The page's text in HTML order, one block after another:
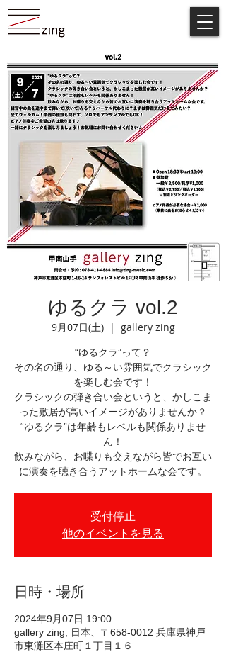
ゆるクラ vol.2
9月07日(土)
  |
gallery zing
“ゆるクラ”って？
その名の通り、ゆる～い雰囲気でクラシック
を楽しむ会です！
クラシックの弾き合い会というと、かしこま
った敷居が高いイメージがありませんか？
“ゆるクラ”は年齢もレベルも関係ありませ
ん！
飲みながら、お喋りも交えながら皆でお互い
に演奏を聴き合うアットホームな会です。
受付停止
他のイベントを見る
日時・場所
2024年9月07日 19:00
gallery zing, 日本、〒658-0012 兵庫県神戸
市東灘区本庄町１丁目１６